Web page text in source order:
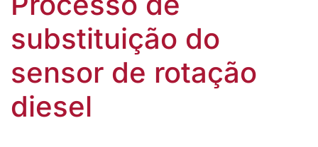
substituição do
sensor de rotação
diesel